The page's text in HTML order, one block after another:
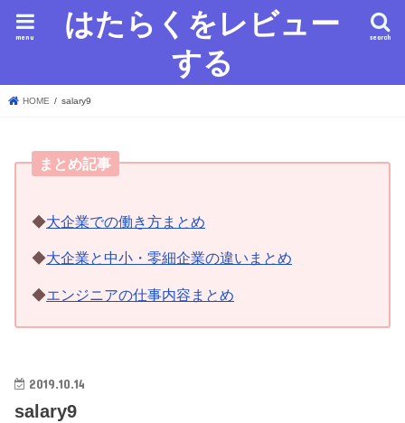
はたらくをレビュー
する
search
menu
HOME salary9
まとめ記事
◆大企業での働き方まとめ
◆大企業と中小・零細企業の違いまとめ
◆エンジニアの仕事内容まとめ
2019.10.14
salary9